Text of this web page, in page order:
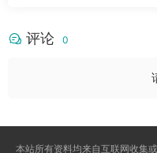
评论 0
本站所有资料均来自互联网收集